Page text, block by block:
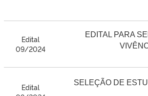
Edital
09/2024
EDITAL PARA
Edital
SELEÇÃO DE